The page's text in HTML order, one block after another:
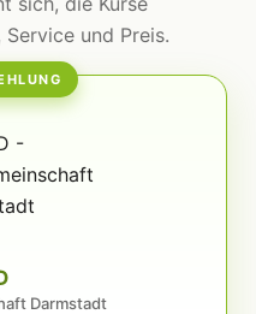
und Preis.
Darmstadt